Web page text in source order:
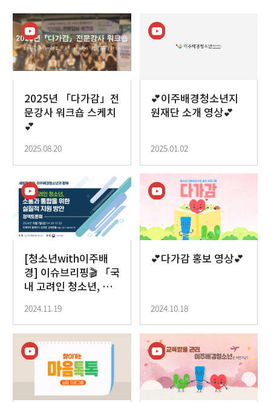
2025년 「다가감」전
문강사 워크숍 스케치
💕
2025.08.20
💕이주배경청소년지
원재단 소개 영상💕
2025.01.02
[청소년with이주배
경] 이슈브리핑🎬 「국
내 고려인 청소년, 소
적 지원 방안」정책토
론회
2024.11.19
💕다가감 홍보 영상💕
2024.10.18